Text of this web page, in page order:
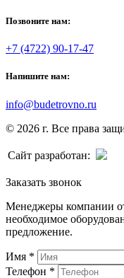
Позвоните нам:
+7 (4722) 90-17-47
Напишите нам:
info@budetrovno.ru
© 2026 г. Все права
Сайт разработан:
Заказать звонок
Менеджеры компании
необходимое
предложение.
Имя *
Телефон *